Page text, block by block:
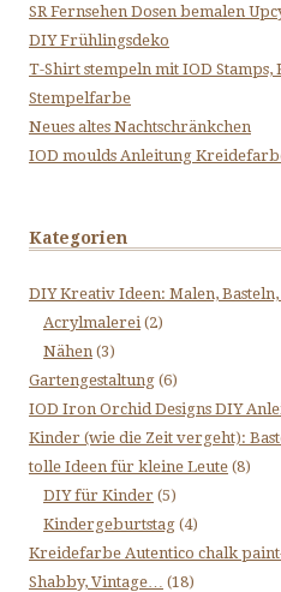
SR Fernsehen Dosen bemalen
DIY Frühlingsdeko
T-Shirt stempeln mit IOD
Stempelfarbe
Neues altes Nachtschränkchen
IOD moulds Anleitung
Kategorien
DIY Kreativ Ideen: Malen, Basteln,
Acrylmalerei (2)
Nähen (3)
Gartengestaltung (6)
IOD Iron Orchid Designs DIY
Kinder (wie die Zeit vergeht):
tolle Ideen für kleine Leute (8)
DIY für Kinder (5)
Kindergeburtstag (4)
Kreidefarbe Autentico chalk
Shabby, Vintage…
(18)